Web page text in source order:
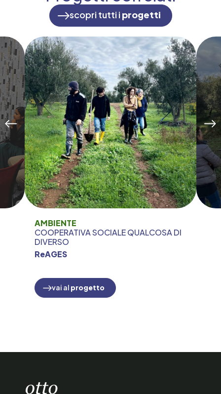
scopri tutti i progetti
AMBIENTE
COOPERATIVA SOCIALE QUALCOSA DI
DIVERSO
ReAGES
vai al progetto